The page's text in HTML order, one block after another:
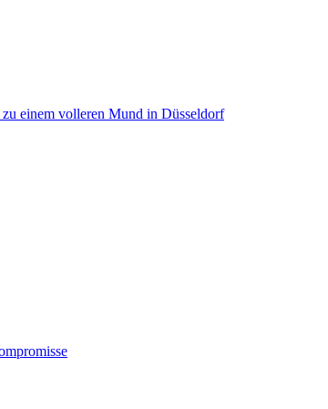
einem volleren Mund in Düsseldorf